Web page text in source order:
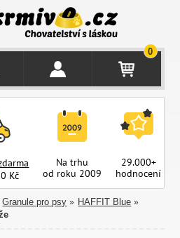
0
Kč
Na trhu
od roku 2009
29.000+
hodnocení
Granule pro psy » HAFFIT Blue »